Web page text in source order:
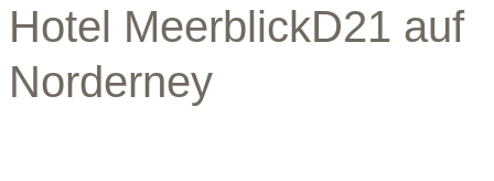
Hotel MeerblickD21 auf
Norderney